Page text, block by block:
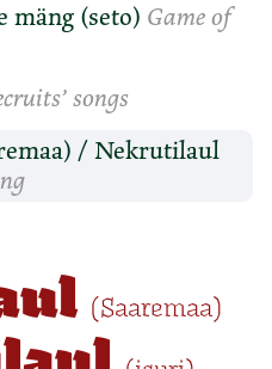
mäng (seto) Game of
songs
/ Nekrutilaul
(Saaremaa)